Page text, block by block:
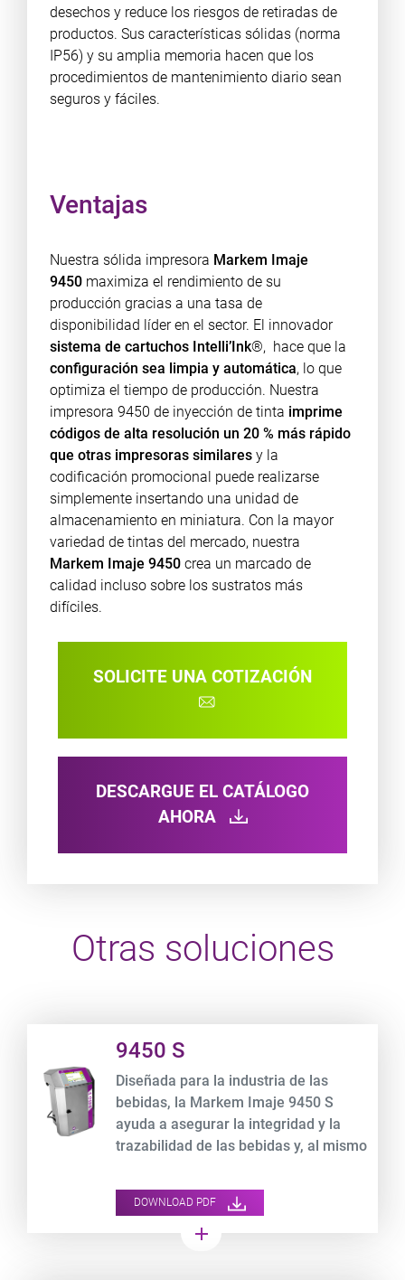
desechos y reduce los riesgos de retiradas de
productos. Sus características sólidas (norma
IP56) y su amplia memoria hacen que los
procedimientos de mantenimiento diario sean
seguros y fáciles.
Ventajas
Nuestra sólida impresora Markem Imaje
9450maximiza el rendimiento de su
producción gracias a una tasa de
disponibilidad líder en el sector. El innovador
sistema de cartuchos Intelli’Ink®, hace que la
configuración sea limpia y automática, lo que
optimiza el tiempo de producción. Nuestra
impresora 9450 de inyección de tinta imprime
códigos de alta resolución un 20 % más rápido
que otras impresoras similares y la
codificación promocional puede realizarse
simplemente insertando una unidad de
almacenamiento en miniatura. Con la mayor
variedad de tintas del mercado, nuestra
Markem Imaje 9450crea un marcado de
calidad incluso sobre los sustratos más
difíciles.
SOLICITE UNA COTIZACIÓN
DESCARGUE EL CATÁLOGO
AHORA
Otras soluciones
9450 S
Diseñada para la industria de las
bebidas, la Markem Imaje 9450 S
ayuda a asegurar la integridad y la
trazabilidad de las bebidas y, al mismo
propiedad.
DOWNLOAD PDF
add